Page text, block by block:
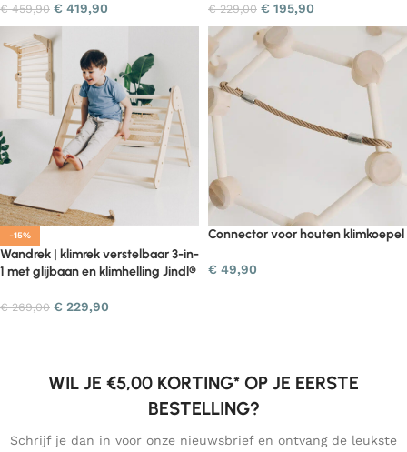
€459,90 € 419,90 €229,00 € 195,90
-15%
Wandrek | klimrek verstelbaar 3-in-
1 met glijbaan en klimhelling Jindl®
€269,00 € 229,90
Connector voor houten klimkoepel
€ 49,90
WIL JE €5,00 KORTING* OP JE EERSTE
BESTELLING?
Schrijf je dan in voor onze nieuwsbrief en ontvang de leukste